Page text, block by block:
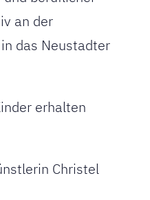
an der
das Neustadter
erhalten
Christel